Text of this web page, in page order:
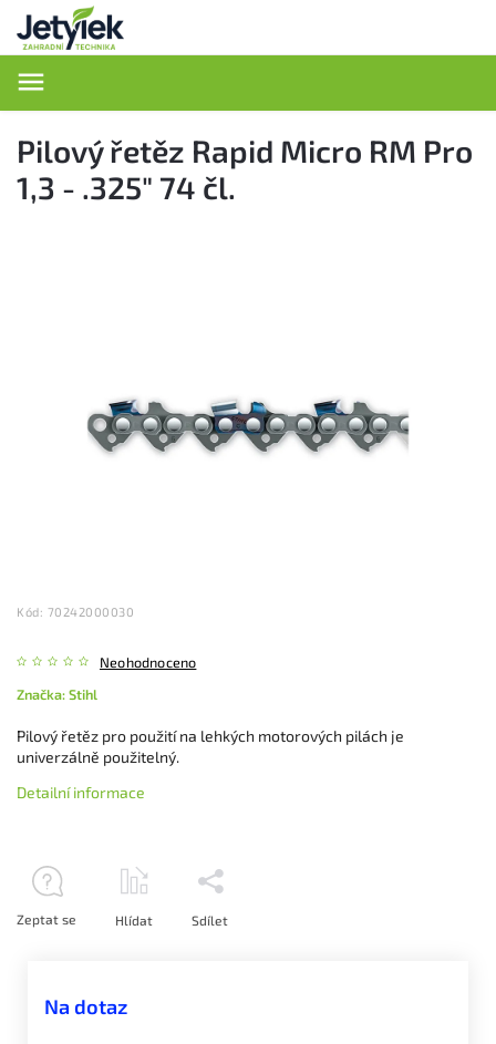
Pilový řetěz Rapid Micro RM Pro
1,3 - .325" 74 čl.
Kód: 70242000030
Neohodnoceno
Značka:Stihl
Na dotaz
Pilový řetěz pro použití na lehkých motorových pilách je
univerzálně použitelný.
Detailní informace
Zeptat se Hlídat Sdílet